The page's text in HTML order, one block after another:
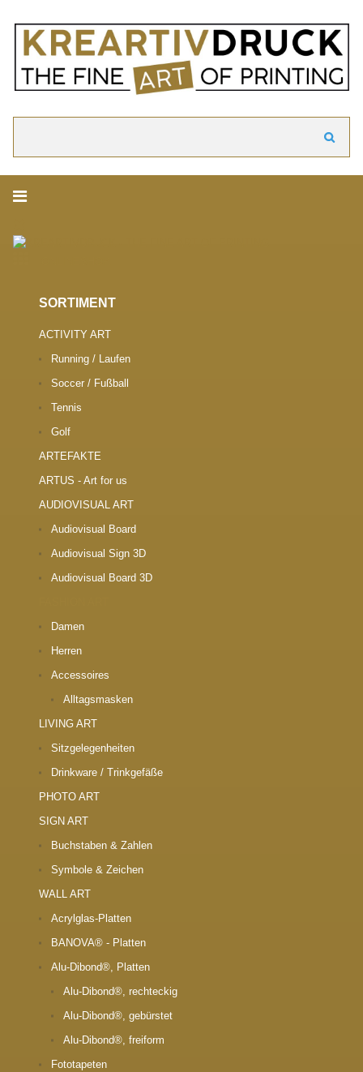
Cookie Hinweis
Um die Inhalte unserer Webseite optimal zu gestalten und fortlaufend zu
verwenden wir Cookies. Durch die weitere Nutzung der Webseite stimmen
Verwendung von Cookies zu. Weitere Informationen zu Cookies erhalten Sie
Datenschutzerklärung.
SORTIMENT
ACTIVITY ART
Running / Laufen
Soccer / Fußball
Tennis
Golf
ARTEFAKTE
ARTUS - Art for us
AUDIOVISUAL ART
Audiovisual Board
Audiovisual Sign 3D
Audiovisual Board 3D
Damen
Herren
Accessoires
Alltagsmasken
LIVING ART
Sitzgelegenheiten
Drinkware / Trinkgefäße
PHOTO ART
SIGN ART
Buchstaben & Zahlen
Symbole & Zeichen
WALL ART
Acrylglas-Platten
BANOVA® - Platten
Alu-Dibond®, Platten
Alu-Dibond®, rechteckig
Alu-Dibond®, gebürstet
Alu-Dibond®, freiform
Fototapeten